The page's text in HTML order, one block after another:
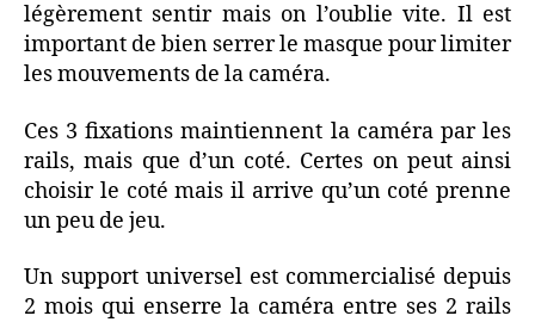
légèrement sentir mais on l’oublie vite. Il est
important de bien serrer le masque pour limiter
les mouvements de la caméra.
Ces 3 fixations maintiennent la caméra par les
rails, mais que d’un coté. Certes on peut ainsi
choisir le coté mais il arrive qu’un coté prenne
un peu de jeu.
Un support universel est commercialisé depuis
2 mois qui enserre la caméra entre ses 2 rails